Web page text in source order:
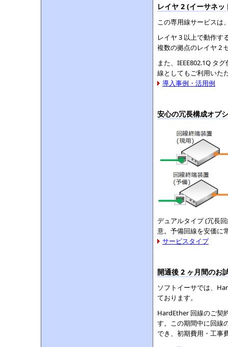
レイヤ 2 (イーサネ
この専用線サービスは
レイヤ 3 以上で動作す
複数の拠点のレイヤ 2
また、IEEE802.1Q タ
線としてもご利用いた
導入事例・活用例
安心の冗長構成オプ
デュアルタイプ (冗長
意。予備回線を安価に
サービスタイプ
開通後 2 ヶ月間のお
ソフトイーサでは、
ております。
HardEther 回線のご契
す。この期間中に回線
でき、初期費用・工事